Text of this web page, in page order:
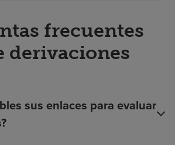
frecuentes
derivaciones
sus enlaces para evaluar